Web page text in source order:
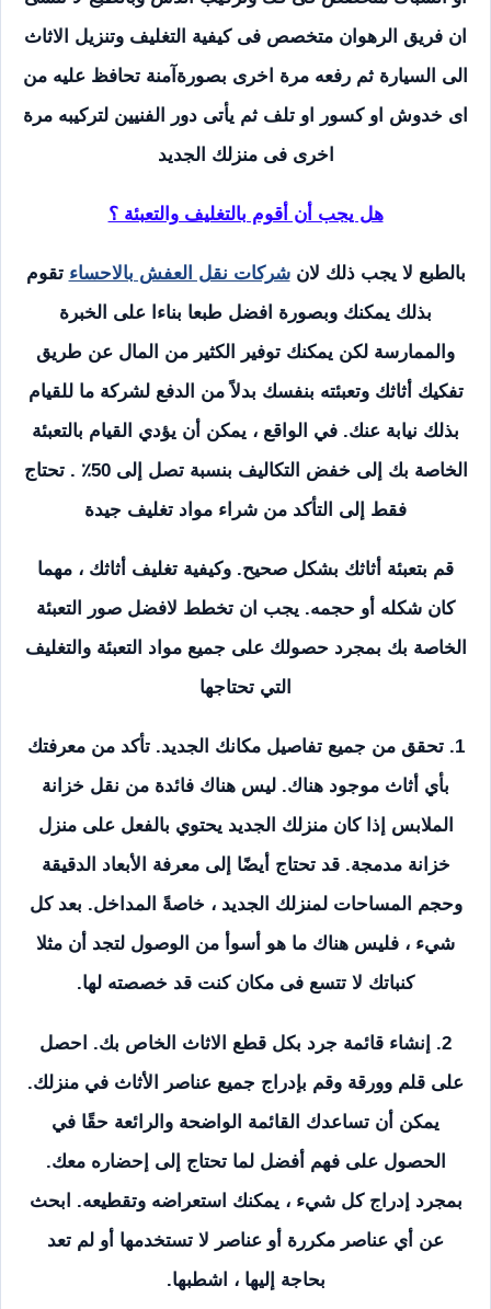
ان فريق الرهوان متخصص فى كيفية التغليف وتنزيل الاثاث
الى السيارة ثم رفعه مرة اخرى بصورةآمنة تحافظ عليه من
اى خدوش او كسور او تلف ثم يأتى دور الفنيين لتركيبه مرة
اخرى فى منزلك الجديد
هل يجب أن أقوم بالتغليف والتعبئة ؟
بالطبع لا يجب ذلك لانشركات نقل العفش بالاحساء تقوم
بذلك يمكنك وبصورة افضل طبعا بناءا على الخبرة
والممارسة لكن يمكنك توفير الكثير من المال عن طريق
تفكيك أثاثك وتعبئته بنفسك بدلاً من الدفع لشركة ما للقيام
بذلك نيابة عنك. في الواقع ، يمكن أن يؤدي القيام بالتعبئة
الخاصة بك إلى خفض التكاليف بنسبة تصل إلى 50٪ . تحتاج
فقط إلى التأكد من شراء مواد تغليف جيدة
قم بتعبئة أثاثك بشكل صحيح. وكيفية تغليف أثاثك ، مهما
كان شكله أو حجمه. يجب ان تخطط لافضل صور التعبئة
الخاصة بك بمجرد حصولك على جميع مواد التعبئة والتغليف
التي تحتاجها
1. تحقق من جميع تفاصيل مكانك الجديد. تأكد من معرفتك
بأي أثاث موجود هناك. ليس هناك فائدة من نقل خزانة
الملابس إذا كان منزلك الجديد يحتوي بالفعل على منزل
خزانة مدمجة. قد تحتاج أيضًا إلى معرفة الأبعاد الدقيقة
وحجم المساحات لمنزلك الجديد ، خاصةً المداخل. بعد كل
شيء ، فليس هناك ما هو أسوأ من الوصول لتجد أن مثلا
كنباتك لا تتسع فى مكان كنت قد خصصته لها.
2. إنشاء قائمة جرد بكل قطع الاثاث الخاص بك. احصل
على قلم وورقة وقم بإدراج جميع عناصر الأثاث في منزلك.
يمكن أن تساعدك القائمة الواضحة والرائعة حقًا في
الحصول على فهم أفضل لما تحتاج إلى إحضاره معك.
بمجرد إدراج كل شيء ، يمكنك استعراضه وتقطيعه. ابحث
عن أي عناصر مكررة أو عناصر لا تستخدمها أو لم تعد
بحاجة إليها ، اشطبها.